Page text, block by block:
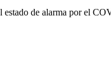
estado de alarma por el